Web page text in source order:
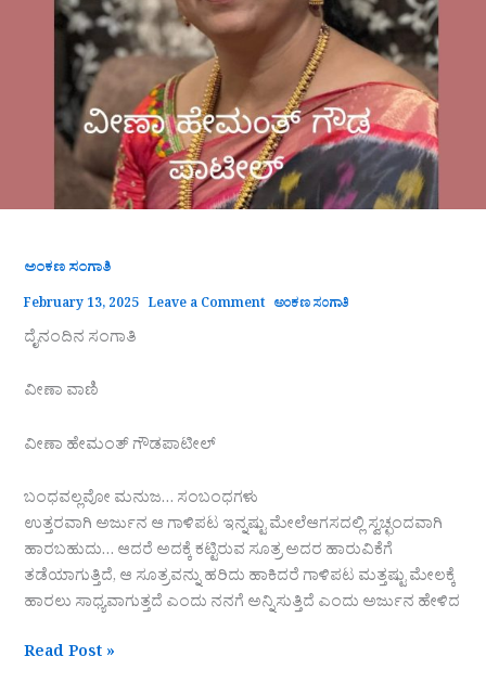
ಅಂಕಣ ಸಂಗಾತಿ
February 13, 2025 Leave a Comment ಅಂಕಣ ಸಂಗಾತಿ
ದೈನಂದಿನ ಸಂಗಾತಿ
ವೀಣಾ ವಾಣಿ
ವೀಣಾ ಹೇಮಂತ್‌ ಗೌಡಪಾಟೀಲ್
ಬಂಧವಲ್ಲವೋ ಮನುಜ… ಸಂಬಂಧಗಳು
ಉತ್ತರವಾಗಿ ಅರ್ಜುನ ಆ ಗಾಳಿಪಟ ಇನ್ನಷ್ಟು ಮೇಲೆಆಗಸದಲ್ಲಿ ಸ್ವಚ್ಛಂದವಾಗಿ
ಹಾರಬಹುದು… ಆದರೆ ಅದಕ್ಕೆ ಕಟ್ಟಿರುವ ಸೂತ್ರ ಅದರ ಹಾರುವಿಕೆಗೆ
ತಡೆಯಾಗುತ್ತಿದೆ, ಆ ಸೂತ್ರವನ್ನು ಹರಿದು ಹಾಕಿದರೆ ಗಾಳಿಪಟ ಮತ್ತಷ್ಟು ಮೇಲಕ್ಕೆ
ಹಾರಲು ಸಾಧ್ಯವಾಗುತ್ತದೆ ಎಂದು ನನಗೆ ಅನ್ನಿಸುತ್ತಿದೆ ಎಂದು ಅರ್ಜುನ ಹೇಳಿದ
Read Post »